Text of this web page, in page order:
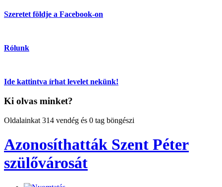
Szeretet földje a Facebook-on
Rólunk
Ide kattintva írhat levelet nekünk!
Ki olvas minket?
Oldalainkat 314 vendég és 0 tag böngészi
Azonosíthatták Szent Péter
szülővárosát